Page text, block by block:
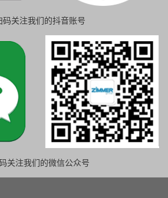
码关注我们的抖音账号
关注我们的微信公众号